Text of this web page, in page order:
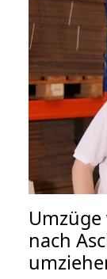
nach